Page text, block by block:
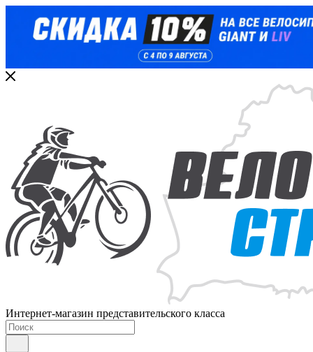
Интернет-магазин представительского класса